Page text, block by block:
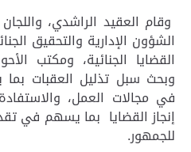
وقام العقيد الراشدي،
الشؤون الإدارية والتحقيق
القضايا الجنائية، ومكتب
وبحث سبل تذليل العقبات بما
في مجالات العمل،
إنجاز القضايا بما يسهم في
للجمهور.